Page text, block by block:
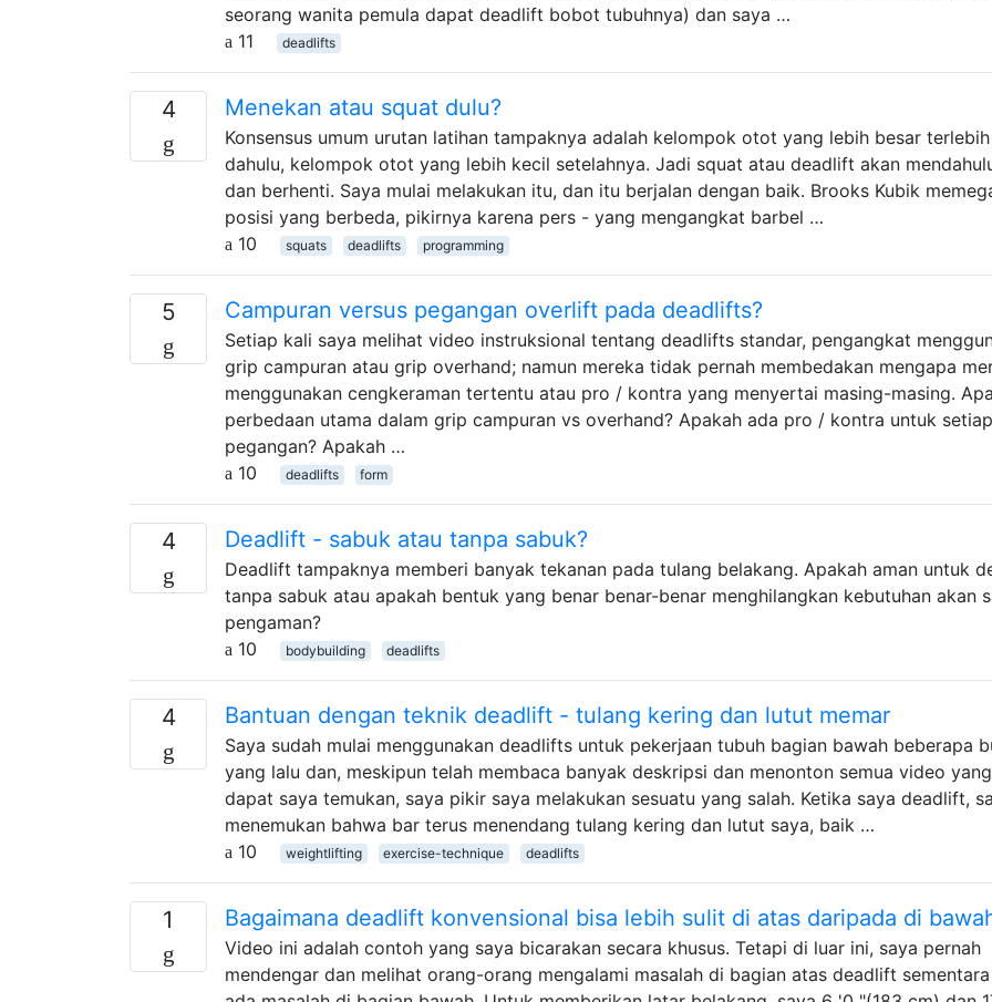
seorang wanita pemula dapat deadlift bobot tubuhnya) dan saya …
11
deadlifts
4 Menekan atau squat dulu?
Konsensus umum urutan latihan tampaknya adalah kelompok otot yang lebih besar terlebih
dahulu, kelompok otot yang lebih kecil setelahnya. Jadi squat atau deadlift akan
dan berhenti. Saya mulai melakukan itu, dan itu berjalan dengan baik. Brooks Kubik
posisi yang berbeda, pikirnya karena pers - yang mengangkat barbel …
10
squats deadlifts programming
5 Campuran versus pegangan overlift pada deadlifts?
Setiap kali saya melihat video instruksional tentang deadlifts standar, pengangkat
grip campuran atau grip overhand; namun mereka tidak pernah membedakan mengapa
menggunakan cengkeraman tertentu atau pro / kontra yang menyertai masing-masing.
perbedaan utama dalam grip campuran vs overhand? Apakah ada pro / kontra untuk setiap
pegangan? Apakah …
10
deadlifts form
4 Deadlift - sabuk atau tanpa sabuk?
Deadlift tampaknya memberi banyak tekanan pada tulang belakang. Apakah aman untuk
tanpa sabuk atau apakah bentuk yang benar benar-benar menghilangkan kebutuhan akan
pengaman?
10
bodybuilding deadlifts
4 Bantuan dengan teknik deadlift - tulang kering dan lutut memar
Saya sudah mulai menggunakan deadlifts untuk pekerjaan tubuh bagian bawah beberapa
yang lalu dan, meskipun telah membaca banyak deskripsi dan menonton semua video yang
dapat saya temukan, saya pikir saya melakukan sesuatu yang salah. Ketika saya deadlift,
menemukan bahwa bar terus menendang tulang kering dan lutut saya, baik …
10
weightlifting exercise-technique deadlifts
1 Bagaimana deadlift konvensional bisa lebih sulit di atas daripada di
Video ini adalah contoh yang saya bicarakan secara khusus. Tetapi di luar ini, saya pernah
mendengar dan melihat orang-orang mengalami masalah di bagian atas deadlift